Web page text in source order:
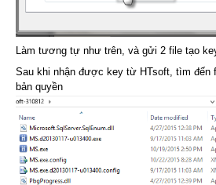
Làm tương tự như trên, và gửi 2 file tạo
Sau khi nhận được key từ HTsoft, tìm đến
bản quyền